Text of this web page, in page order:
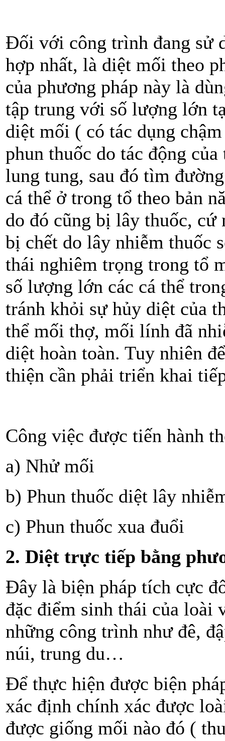
Đối với công trình đang sử
hợp nhất, là diệt mối theo
của phương pháp này là
tập trung với số lượng lớn
diệt mối ( có tác dụng
phun thuốc do tác động
lung tung, sau đó tìm
cá thể ở trong tổ theo bản
do đó cũng bị lây thuốc,
bị chết do lây nhiễm thuốc
thái nghiêm trọng trong tổ
số lượng lớn các cá thể
tránh khỏi sự hủy diệt của
thể mối thợ, mối lính đã
diệt hoàn toàn. Tuy nhiên
thiện cần phải triển khai
Công việc được tiến hành
a) Nhử mối
b) Phun thuốc diệt lây
c) Phun thuốc xua đuổi
2. Diệt trực tiếp bằng
Đây là biện pháp tích cực
đặc điểm sinh thái của loài
những công trình như đê,
núi, trung du…
Để thực hiện được biện
xác định chính xác được
được giống mối nào đó (